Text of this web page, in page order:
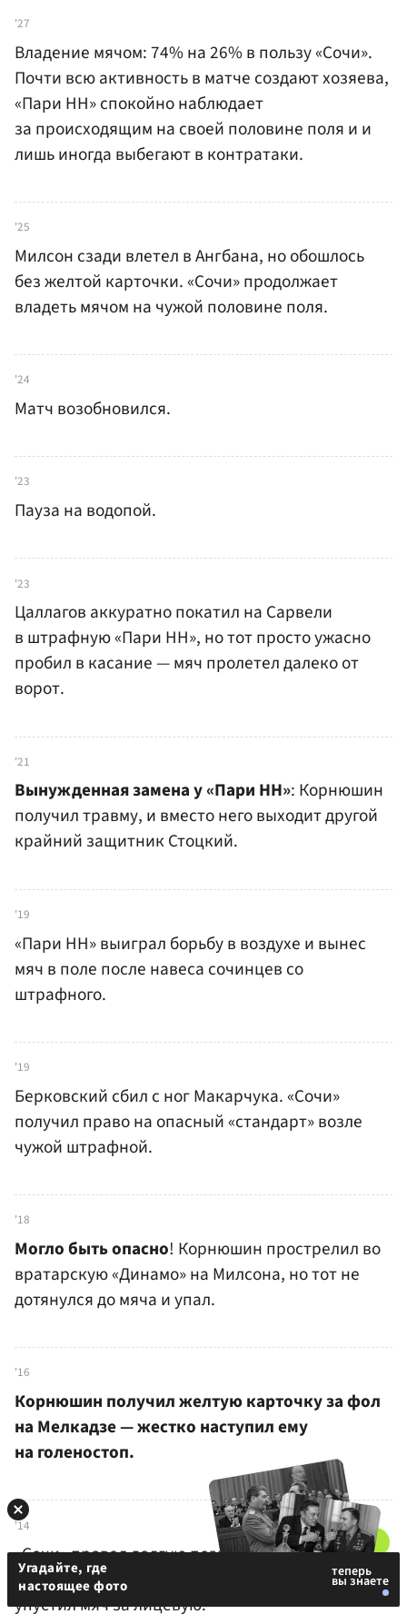
'27
Владение мячом: 74% на 26% в пользу «Сочи».
Почти всю активность в матче создают хозяева,
«Пари НН» спокойно наблюдает
за происходящим на своей половине поля и и
лишь иногда выбегают в контратаки.
'25
Милсон сзади влетел в Ангбана, но обошлось
без желтой карточки. «Сочи» продолжает
владеть мячом на чужой половине поля.
'24
Матч возобновился.
'23
Пауза на водопой.
'23
Цаллагов аккуратно покатил на Сарвели
в штрафную «Пари НН», но тот просто ужасно
пробил в касание — мяч пролетел далеко от
ворот.
'21
Вынужденная замена у «Пари НН»: Корнюшин
получил травму, и вместо него выходит другой
крайний защитник Стоцкий.
'19
«Пари НН» выиграл борьбу в воздухе и вынес
мяч в поле после навеса сочинцев со
штрафного.
'19
Берковский сбил с ног Макарчука. «Сочи»
получил право на опасный «стандарт» возле
чужой штрафной.
'18
Могло быть опасно! Корнюшин прострелил во
вратарскую «Динамо» на Милсона, но тот не
дотянулся до мяча и упал.
'16
Корнюшин получил желтую карточку за фол
на Мелкадзе — жестко наступил ему
на голеностоп.
'14
«Сочи» провел долгую позиционную атаку и
прорвался в штрафную, однако Цаллагов
упустил мяч за лицевую.
Угадайте, где
настоящее фото